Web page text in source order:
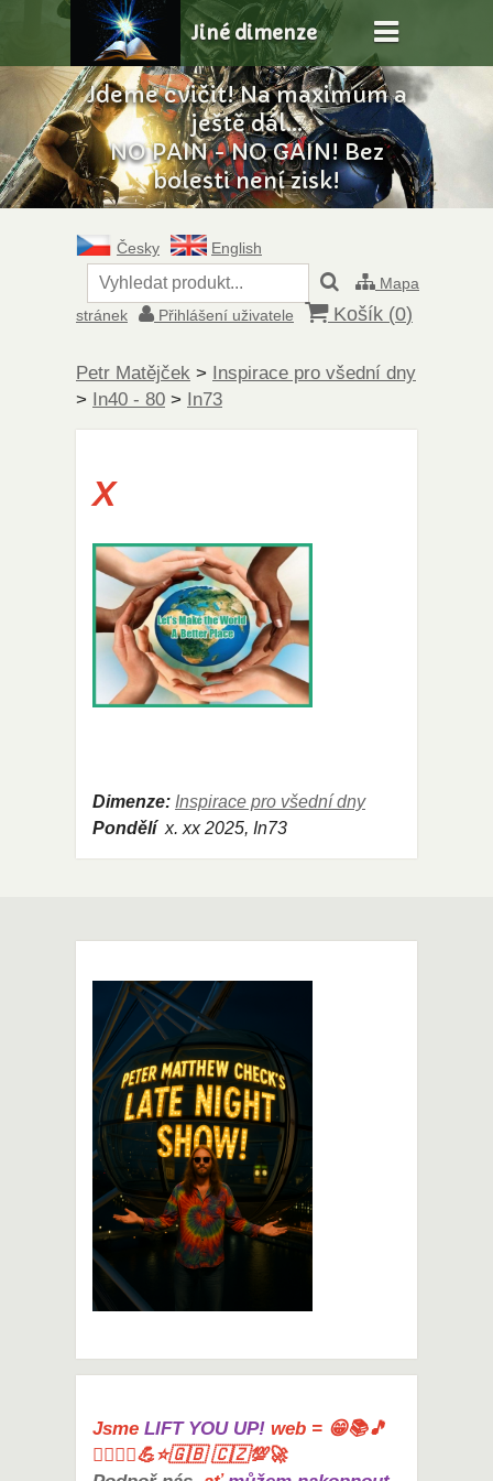
Jdeme cvičit! Na maximum a
ještě dál...
NO PAIN - NO GAIN! Bez
bolesti není zisk!
Jiné dimenze
Česky
English
Mapa
stránek
Přihlášení uživatele Košík (0)
Petr Matějček > Inspirace pro všední dny
> In40 - 80 > In73
X
Dimenze: Inspirace pro všední dny
Pondělí x. xx 2025, In73
Jsme LIFT YOU UP! web = 😁📚🎵
🤸‍♀️🏋️‍♀️💪⭐🇬🇧 🇨🇿💯🚀